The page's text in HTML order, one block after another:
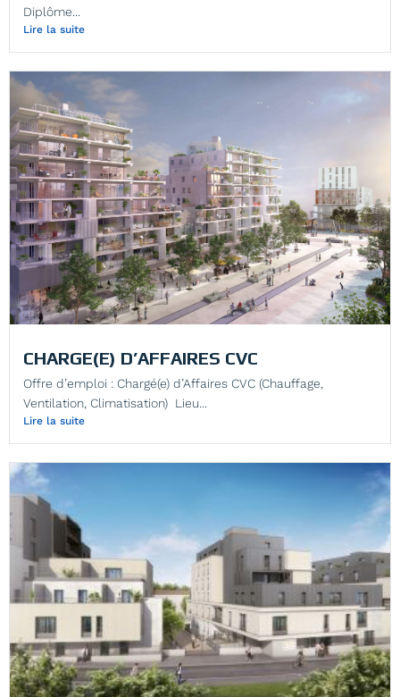
Diplôme...
Lire la suite
CHARGE(E) D’AFFAIRES CVC
Offre d’emploi : Chargé(e) d’Affaires CVC (Chauffage,
Ventilation, Climatisation) Lieu...
Lire la suite